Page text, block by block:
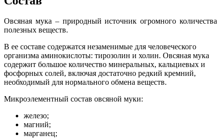
Овсяная мука – природный источник огромного количества
полезных веществ.
В ее составе содержатся незаменимые для человеческого
организма аминокислоты: тирозолин и холин. Овсяная мука
содержит большое количество минеральных, кальциевых и
фосфорных солей, включая достаточно редкий кремний,
необходимый для нормального обмена веществ.
Микроэлементный состав овсяной муки:
железо;
магний;
марганец;